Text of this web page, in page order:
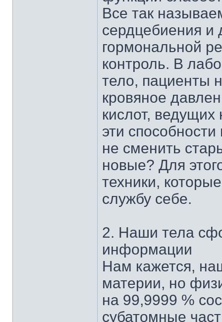
Все так
сердцебиения
гормональной
контроль. В
тело, пациенты
кровяное
кислот,
эти
не сменить
новые? Для
техники,
службу себе.
2. Наши тела
информации
Нам кажется,
материи, но
на 99,9999 %
субатомные